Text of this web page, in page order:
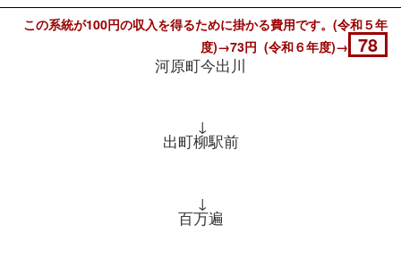
この系統が100円の収入を得るために掛かる費用です。(令和５年
度)→73円 (令和６年度)→ 78
河原町今出川
↓
出町柳駅前
↓
百万遍